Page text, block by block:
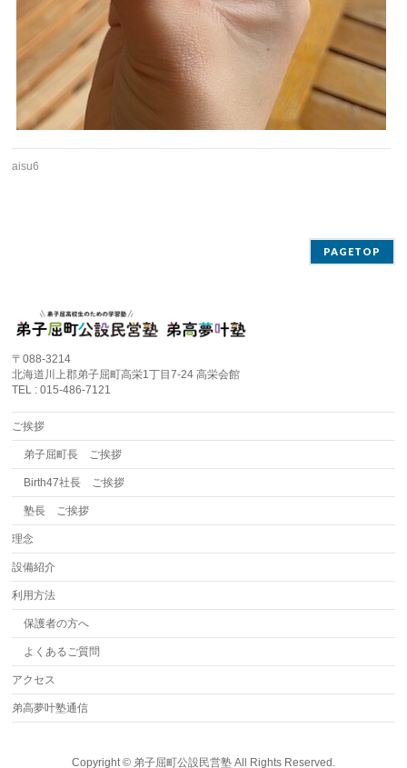
aisu6
PAGETOP
〒088-3214
北海道川上郡弟子屈町高栄1丁目7-24 高栄会館
TEL : 015-486-7121
ご挨拶
弟子屈町長 ご挨拶
Birth47社長 ご挨拶
塾長 ご挨拶
理念
設備紹介
利用方法
保護者の方へ
よくあるご質問
アクセス
弟高夢叶塾通信
Copyright © 弟子屈町公設民営塾All Rights Reserved.